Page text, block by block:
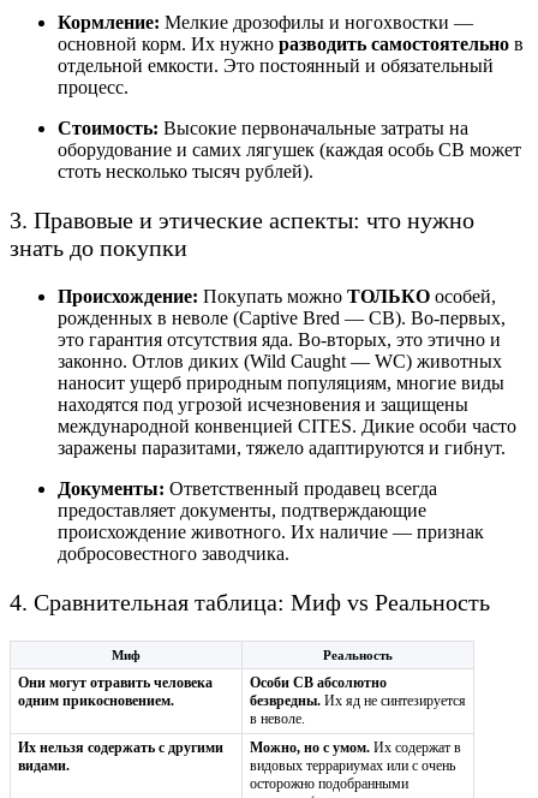
Кормление: Мелкие дрозофилы и ногохвостки —
основной корм. Их нужно разводить самостоятельно в
отдельной емкости. Это постоянный и обязательный
процесс.
Стоимость: Высокие первоначальные затраты на
оборудование и самих лягушек (каждая особь CB может
стоть несколько тысяч рублей).
3. Правовые и этические аспекты: что нужно
знать до покупки
Происхождение: Покупать можно ТОЛЬКО особей,
рожденных в неволе (Captive Bred — CB). Во-первых,
это гарантия отсутствия яда. Во-вторых, это этично и
законно. Отлов диких (Wild Caught — WC) животных
наносит ущерб природным популяциям, многие виды
находятся под угрозой исчезновения и защищены
международной конвенцией CITES. Дикие особи часто
заражены паразитами, тяжело адаптируются и гибнут.
Документы: Ответственный продавец всегда
предоставляет документы, подтверждающие
происхождение животного. Их наличие — признак
добросовестного заводчика.
4. Сравнительная таблица: Миф vs Реальность
Миф Реальность
Они могут отравить человека
одним прикосновением.
Особи CB абсолютно
безвредны. Их яд не синтезируется
в неволе.
Их нельзя содержать с другими
видами.
Можно, но с умом. Их содержат в
видовых террариумах или с очень
осторожно подобранными